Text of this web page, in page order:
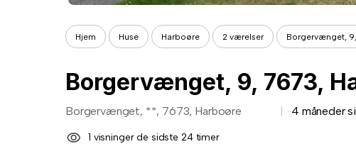
Hjem Huse Harboøre 2 værelser Borgervænget,
Borgervænget, 9, 7673,
Borgervænget, **, 7673, Harboøre 4 måneder
1 visninger de sidste 24 timer